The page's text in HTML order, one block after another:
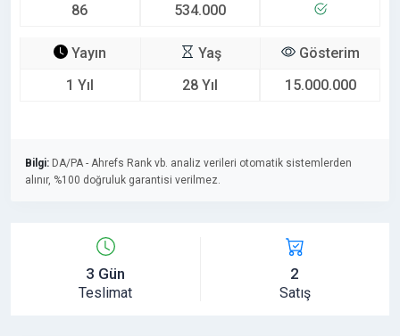
86
534.000
Yayın
1 Yıl
Yaş
28 Yıl
Gösterim
15.000.000
Bilgi: DA/PA - Ahrefs Rank vb. analiz verileri otomatik sistemlerden
alınır, %100 doğruluk garantisi verilmez.
3 Gün
Teslimat
2
Satış